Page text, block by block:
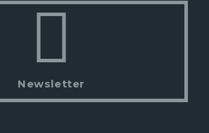
Newsletter